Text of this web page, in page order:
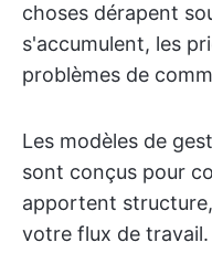
choses dérapent
s'accumulent, les
problèmes de
Les modèles de
sont conçus pour
apportent
votre flux de travail.